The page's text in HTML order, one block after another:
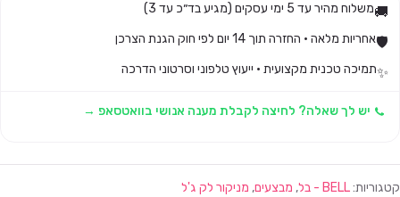
🚚משלוח מהיר עד 5 ימי עסקים (מגיע בד״כ עד 3)
🛡️אחריות מלאה · החזרה תוך 14 יום לפי חוק הגנת הצרכן
✨תמיכה טכנית מקצועית · ייעוץ טלפוני וסרטוני הדרכה
יש לך שאלה? לחיצה לקבלת מענה אנושי בוואטסאפ →
קטגוריות:BELL - בל , מבצעים, מניקור לק ג'ל